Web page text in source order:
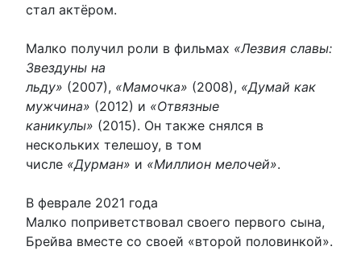
стал актёром.
Малко получил роли в фильмах «Лезвия славы:
Звездуны на
льду» (2007), «Мамочка» (2008), «Думай как
мужчина» (2012) и «Отвязные
каникулы» (2015). Он также снялся в
нескольких телешоу, в том
числе «Дурман» и «Миллион мелочей».
В феврале 2021 года
Малко поприветствовал своего первого сына,
Брейва вместе со своей «второй половинкой».